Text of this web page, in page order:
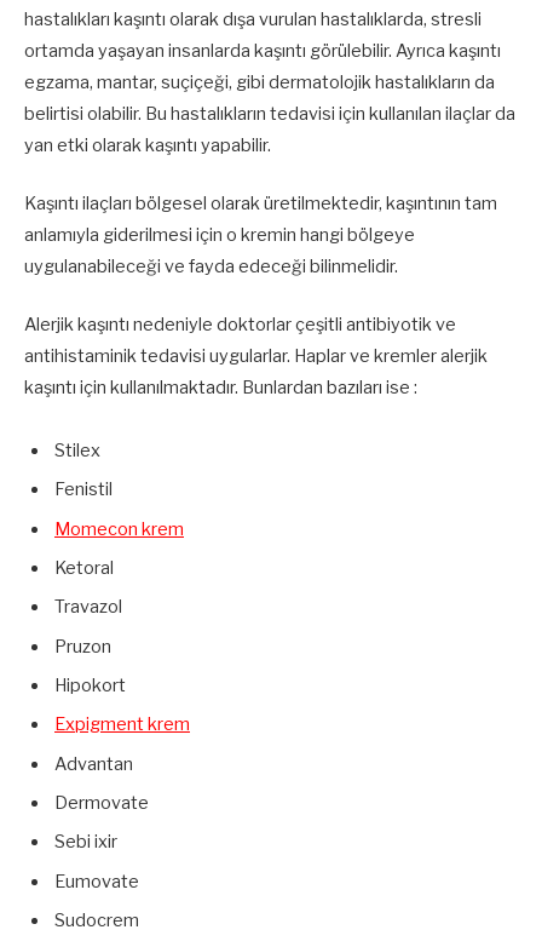
hastalıkları kaşıntı olarak dışa vurulan hastalıklarda, stresli
ortamda yaşayan insanlarda kaşıntı görülebilir. Ayrıca kaşıntı
egzama, mantar, suçiçeği, gibi dermatolojik hastalıkların da
belirtisi olabilir. Bu hastalıkların tedavisi için kullanılan ilaçlar da
yan etki olarak kaşıntı yapabilir.
Kaşıntı ilaçları bölgesel olarak üretilmektedir, kaşıntının tam
anlamıyla giderilmesi için o kremin hangi bölgeye
uygulanabileceği ve fayda edeceği bilinmelidir.
Alerjik kaşıntı nedeniyle doktorlar çeşitli antibiyotik ve
antihistaminik tedavisi uygularlar. Haplar ve kremler alerjik
kaşıntı için kullanılmaktadır. Bunlardan bazıları ise :
Stilex
Fenistil
Momecon krem
Ketoral
Travazol
Pruzon
Hipokort
Expigment krem
Advantan
Dermovate
Sebi ixir
Eumovate
Sudocrem